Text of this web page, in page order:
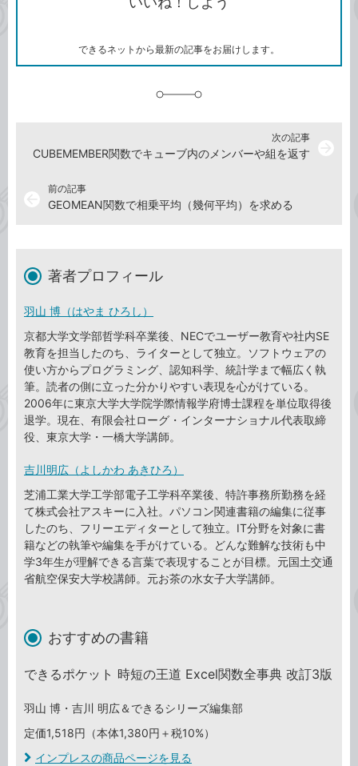
ク
できるネットから最新の記事をお届けします。
前の記事
GEOMEAN関数で相乗平均（幾何平均）を求める
次の記事
CUBEMEMBER関数でキューブ内のメンバーや組を返す
著者プロフィール
羽山 博（はやま ひろし）
京都大学文学部哲学科卒業後、NECでユーザー教育や社内SE
教育を担当したのち、ライターとして独立。ソフトウェアの
使い方からプログラミング、認知科学、統計学まで幅広く執
筆。読者の側に立った分かりやすい表現を心がけている。
2006年に東京大学大学院学際情報学府博士課程を単位取得後
退学。現在、有限会社ローグ・インターナショナル代表取締
役、東京大学・一橋大学講師。
吉川明広（よしかわ あきひろ）
芝浦工業大学工学部電子工学科卒業後、特許事務所勤務を経
て株式会社アスキーに入社。パソコン関連書籍の編集に従事
したのち、フリーエディターとして独立。IT分野を対象に書
籍などの執筆や編集を手がけている。どんな難解な技術も中
学3年生が理解できる言葉で表現することが目標。元国土交通
省航空保安大学校講師。元お茶の水女子大学講師。
おすすめの書籍
できるポケット 時短の王道 Excel関数全事典 改訂3版
羽山 博・吉川 明広＆できるシリーズ編集部
定価1,518円（本体1,380円＋税10%）
インプレスの商品ページを見る